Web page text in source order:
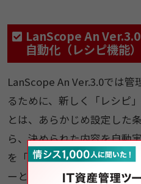
LanScope An
自動化（レシピ機能）
LanScope An Ver.3.0では
るために、新しく「レシピ
とは、あらかじめ設定した
ら、決められた内容を自動
を「トリガー」、実行を「
ーとアクションを組み合わ